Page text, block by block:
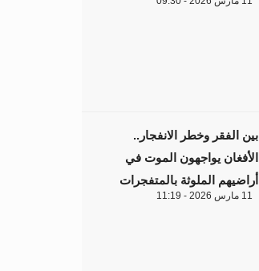
بين الفقر وخطر الانفجار..
الأفغان يواجهون الموت في
أراضيهم الملوثة بالمتفجرات
11 مارس 2026 - 11:19